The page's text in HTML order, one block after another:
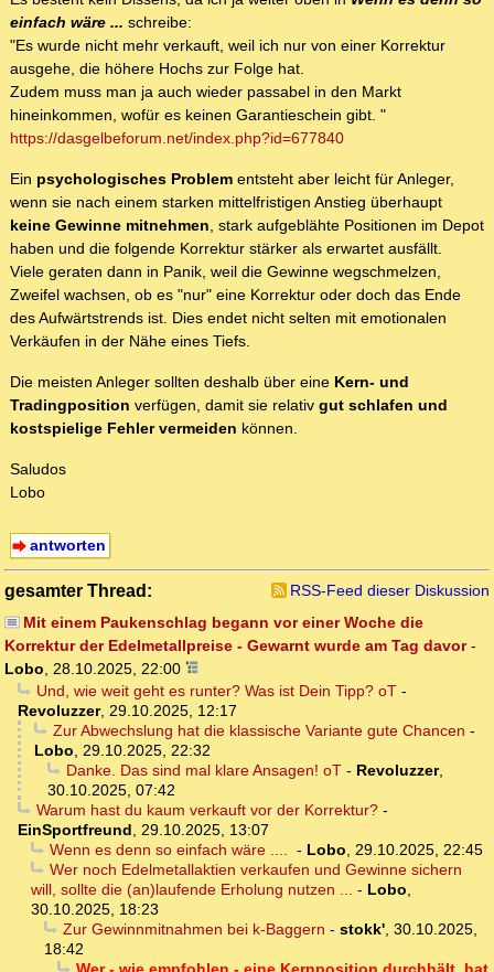
einfach wäre ... schreibe:
"Es wurde nicht mehr verkauft, weil ich nur von einer Korrektur
ausgehe, die höhere Hochs zur Folge hat.
Zudem muss man ja auch wieder passabel in den Markt
hineinkommen, wofür es keinen Garantieschein gibt. "
https://dasgelbeforum.net/index.php?id=677840
Ein psychologisches Problem entsteht aber leicht für Anleger,
wenn sie nach einem starken mittelfristigen Anstieg überhaupt
keine Gewinne mitnehmen, stark aufgeblähte Positionen im Depot
haben und die folgende Korrektur stärker als erwartet ausfällt.
Viele geraten dann in Panik, weil die Gewinne wegschmelzen,
Zweifel wachsen, ob es "nur" eine Korrektur oder doch das Ende
des Aufwärtstrends ist. Dies endet nicht selten mit emotionalen
Verkäufen in der Nähe eines Tiefs.
Die meisten Anleger sollten deshalb über eine Kern- und
Tradingposition verfügen, damit sie relativ gut schlafen und
kostspielige Fehler vermeiden können.
Saludos
Lobo
antworten
gesamter Thread:
RSS-Feed dieser Diskussion
Mit einem Paukenschlag begann vor einer Woche die
Korrektur der Edelmetallpreise - Gewarnt wurde am Tag davor-
Lobo, 28.10.2025, 22:00
Und, wie weit geht es runter? Was ist Dein Tipp? oT-
Revoluzzer, 29.10.2025, 12:17
Zur Abwechslung hat die klassische Variante gute Chancen -
Lobo, 29.10.2025, 22:32
Danke. Das sind mal klare Ansagen! oT- Revoluzzer,
30.10.2025, 07:42
Warum hast du kaum verkauft vor der Korrektur?-
EinSportfreund, 29.10.2025, 13:07
Wenn es denn so einfach wäre .... - Lobo, 29.10.2025, 22:45
Wer noch Edelmetallaktien verkaufen und Gewinne sichern
will, sollte die (an)laufende Erholung nutzen ... - Lobo,
30.10.2025, 18:23
Zur Gewinnmitnahmen bei k-Baggern - stokk', 30.10.2025,
18:42